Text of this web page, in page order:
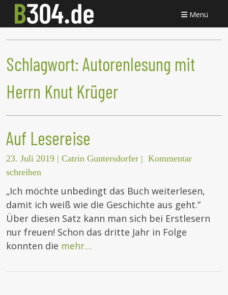
Menü
Schlagwort: Autorenlesung mit
Herrn Knut Krüger
Auf Lesereise
23. Juli 2019 | Catrin Guntersdorfer | Kommentar
schreiben
„Ich möchte unbedingt das Buch weiterlesen,
damit ich weiß wie die Geschichte aus geht.”
Über diesen Satz kann man sich bei Erstlesern
nur freuen! Schon das dritte Jahr in Folge
konnten die mehr…